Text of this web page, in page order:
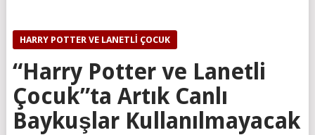
HARRY POTTER VE LANETLI ÇOCUK
“Harry Potter ve Lanetli
Çocuk”ta Artık Canlı
Baykuşlar Kullanılmayacak